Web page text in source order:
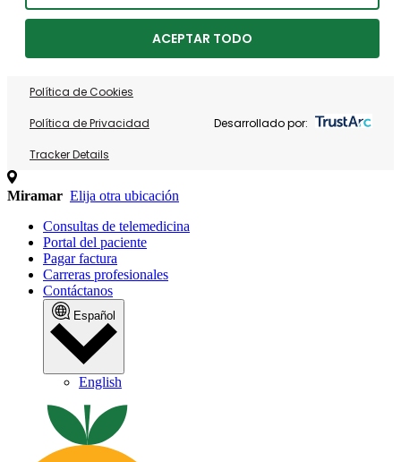
ACEPTAR TODO
Política de Cookies
Política de Privacidad
Tracker Details
Desarrollado por:
Miramar Elija otra ubicación
Consultas de telemedicina
Portal del paciente
Pagar factura
Carreras profesionales
Contáctanos
Español
English